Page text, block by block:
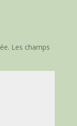
Les champs